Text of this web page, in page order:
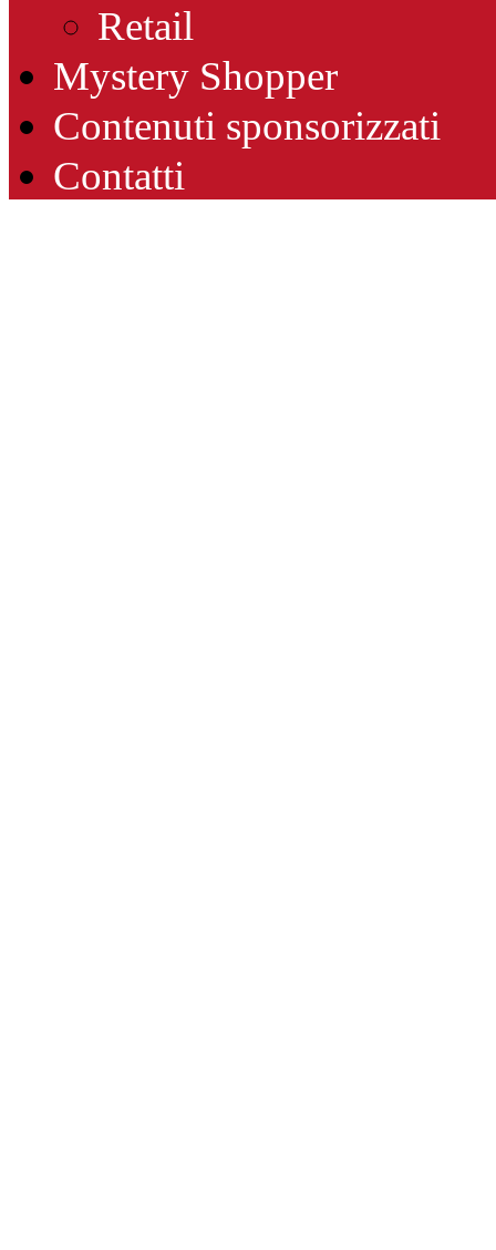
Retail
Mystery Shopper
Contenuti sponsorizzati
Contatti